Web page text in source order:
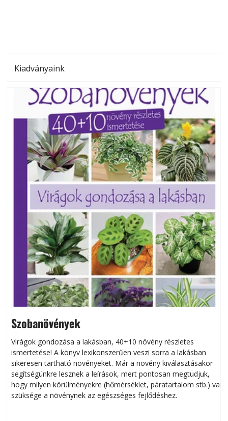
Kiadványaink
Szobanövények
Virágok gondozása a lakásban, 40+10 növény részletes
ismertetése! A könyv lexikonszerűen veszi sorra a lakásban
sikeresen tart­ha­tó növényeket. Már a növény kiválasztásakor
segítségünkre lesznek a leírások, mert pontosan megtudjuk,
hogy milyen körülményekre (hőmérséklet, páratartalom stb.) van
szüksége a növénynek az egészséges fejlődéshez.